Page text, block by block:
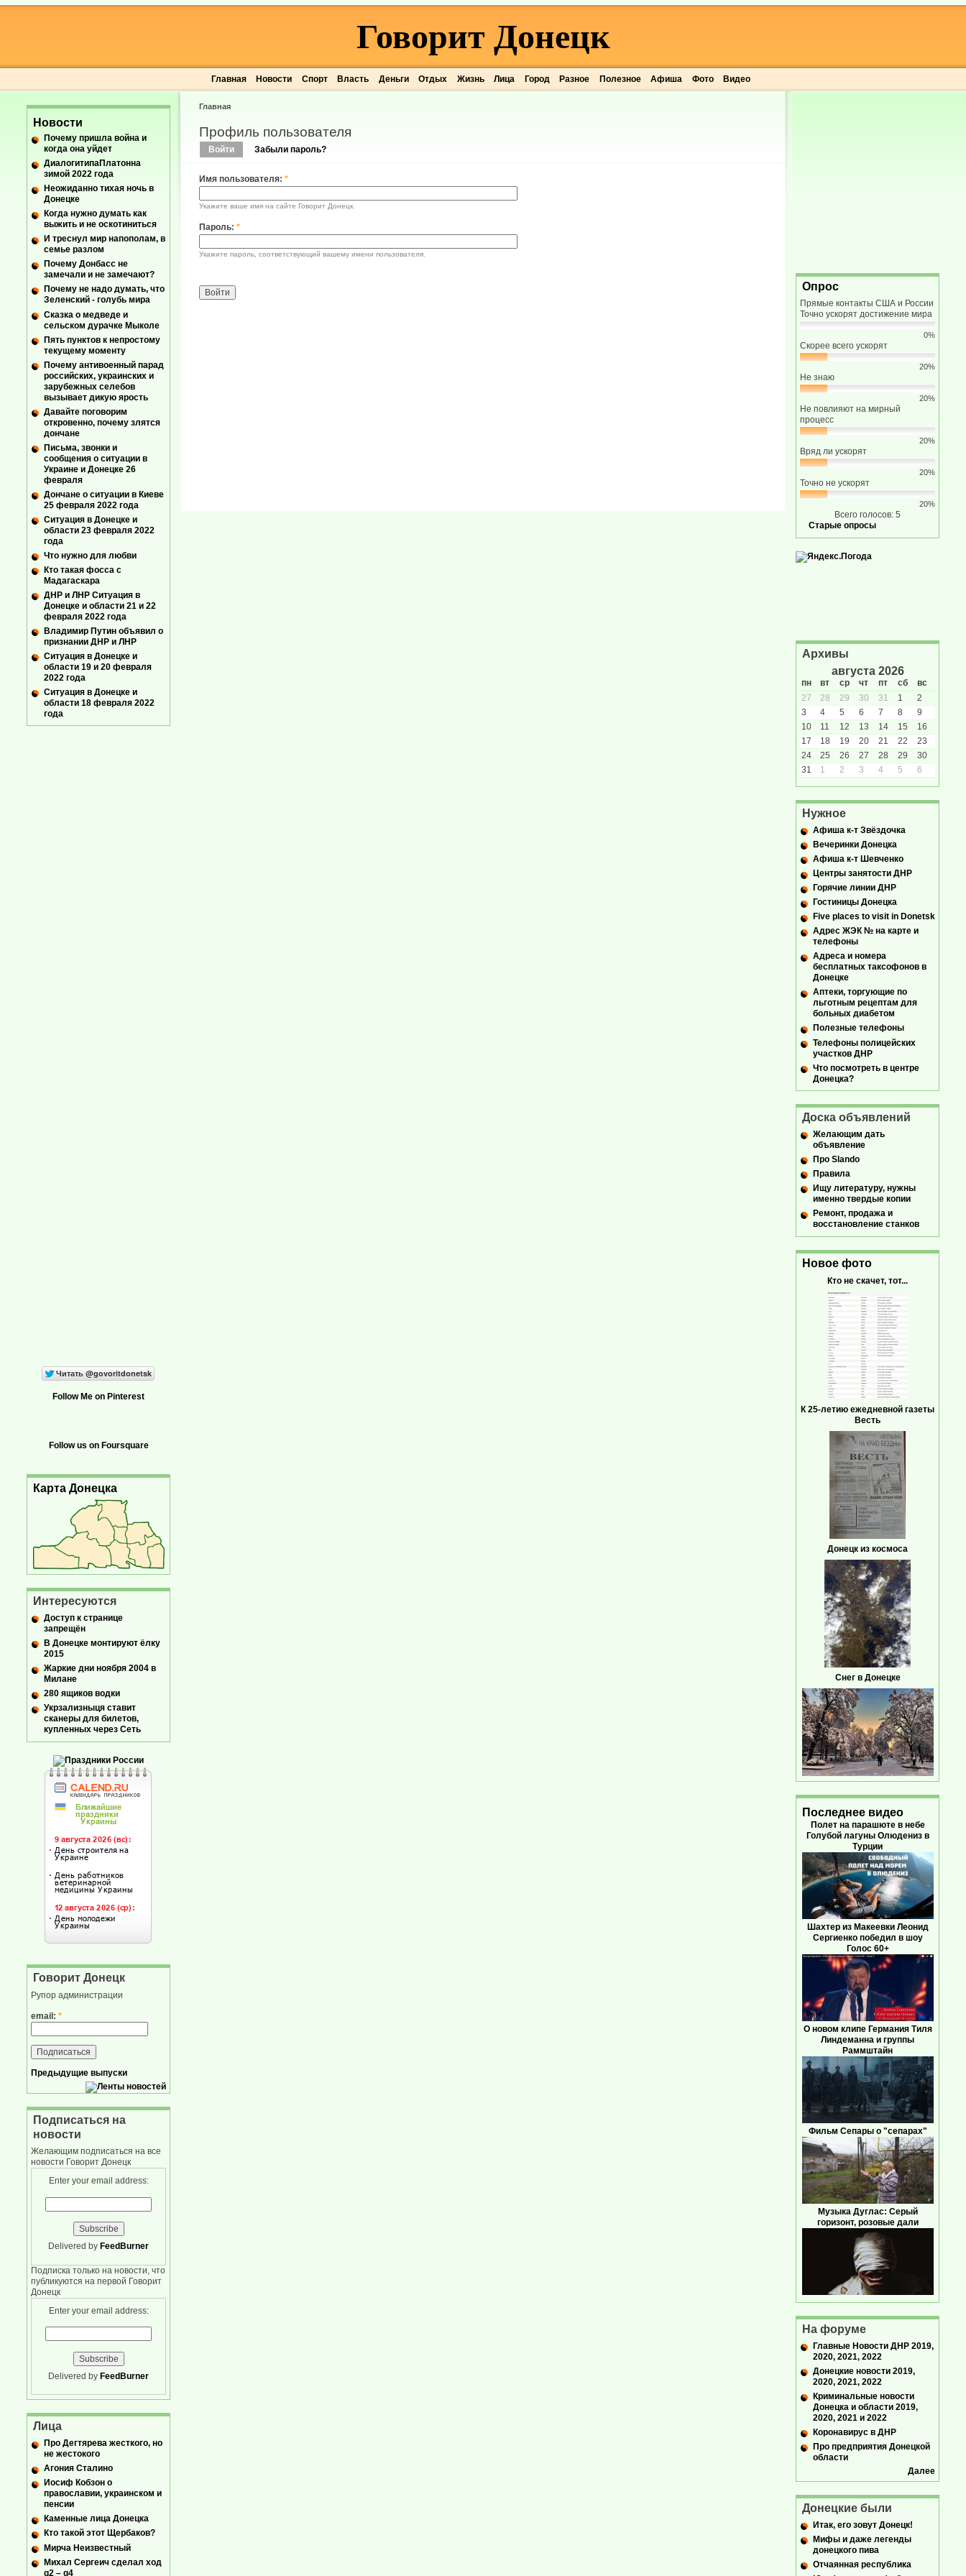
Главная Новости Спорт Власть Деньги Отдых Жизнь Лица Город Разное Полезное Афиша Фото Видео
Говорит Донецк
Главная
Профиль пользователя
Войти Забыли пароль?
Имя пользователя: *
Укажите ваше имя на сайте Говорит Донецк.
Пароль: *
Укажите пароль, соответствующий вашему имени пользователя.
Новости
Почему пришла война и
когда она уйдет
ДиалогитипаПлатонна
зимой 2022 года
Неожиданно тихая ночь в
Донецке
Когда нужно думать как
выжить и не оскотиниться
И треснул мир напополам, в
семье разлом
Почему Донбасс не
замечали и не замечают?
Почему не надо думать, что
Зеленский - голубь мира
Сказка о медведе и
сельском дурачке Мыколе
Пять пунктов к непростому
текущему моменту
Почему антивоенный парад
российских, украинских и
зарубежных селебов
вызывает дикую ярость
Давайте поговорим
откровенно, почему злятся
дончане
Письма, звонки и
сообщения о ситуации в
Украине и Донецке 26
февраля
Дончане о ситуации в Киеве
25 февраля 2022 года
Ситуация в Донецке и
области 23 февраля 2022
года
Что нужно для любви
Кто такая фосса с
Мадагаскара
ДНР и ЛНР Ситуация в
Донецке и области 21 и 22
февраля 2022 года
Владимир Путин объявил о
признании ДНР и ЛНР
Ситуация в Донецке и
области 19 и 20 февраля
2022 года
Ситуация в Донецке и
области 18 февраля 2022
года
Follow Me on Pinterest
Follow us on Foursquare
Карта Донецка
Интересуются
Доступ к странице
запрещён
В Донецке монтируют ёлку
2015
Жаркие дни ноября 2004 в
Милане
280 ящиков водки
Укрзализныця ставит
сканеры для билетов,
купленных через Сеть
Говорит Донецк
Рупор администрации
email: *
Предыдущие выпуски
Подписаться на
новости
Желающим подписаться на все
новости Говорит Донецк
Enter your email address:
Delivered by FeedBurner
Подписка только на новости, что
публикуются на первой Говорит
Донецк
Enter your email address:
Delivered by FeedBurner
Лица
Про Дегтярева жесткого, но
не жестокого
Агония Сталино
Иосиф Кобзон о
православии, украинском и
пенсии
Каменные лица Донецка
Кто такой этот Щербаков?
Мирча Неизвестный
Михал Сергеич сделал ход
g2 – g4
Опрос
Прямые контакты США и России
Точно ускорят достижение мира
0%
Скорее всего ускорят
20%
Не знаю
20%
Не повлияют на мирный
процесс
20%
Вряд ли ускорят
20%
Точно не ускорят
20%
Всего голосов: 5
Старые опросы
Архивы
августа 2026
пн вт ср чт пт сб
вс
27
28 29 30 31 1
2
3
4 5 6 7 8
9
10
11 12 13 14 15
16
17
18 19 20 21 22
23
24
25 26 27 28 29
30
31
1 2 3 4 5 6
Нужное
Афиша к-т Звёздочка
Вечеринки Донецка
Афиша к-т Шевченко
Центры занятости ДНР
Горячие линии ДНР
Гостиницы Донецка
Five places to visit in Donetsk
Адрес ЖЭК № на карте и
телефоны
Адреса и номера
бесплатных таксофонов в
Донецке
Аптеки, торгующие по
льготным рецептам для
больных диабетом
Полезные телефоны
Телефоны полицейских
участков ДНР
Что посмотреть в центре
Донецка?
Доска объявлений
Желающим дать
объявление
Про Slando
Правила
Ищу литературу, нужны
именно твердые копии
Ремонт, продажа и
восстановление станков
Новое фото
Кто не скачет, тот...
К 25-летию ежедневной газеты
Весть
Донецк из космоса
Снег в Донецке
Последнее видео
Полет на парашюте в небе
Голубой лагуны Олюдениз в
Турции
Шахтер из Макеевки Леонид
Сергиенко победил в шоу
Голос 60+
О новом клипе Германия Тиля
Линдеманна и группы
Раммштайн
Фильм Сепары о "сепарах"
Музыка Дуглас: Серый
горизонт, розовые дали
На форуме
Главные Новости ДНР 2019,
2020, 2021, 2022
Донецкие новости 2019,
2020, 2021, 2022
Криминальные новости
Донецка и области 2019,
2020, 2021 и 2022
Коронавирус в ДНР
Про предприятия Донецкой
области
Далее
Донецкие были
Итак, его зовут Донецк!
Мифы и даже легенды
донецкого пива
Отчаянная республика